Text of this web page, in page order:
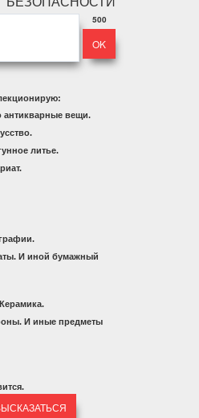
500
антикварные вещи.
литье.
И иной бумажный
И иные предметы